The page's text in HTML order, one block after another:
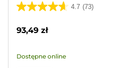
4.7 (73)
4.7
5
73
93,49 zł
Dostępne online